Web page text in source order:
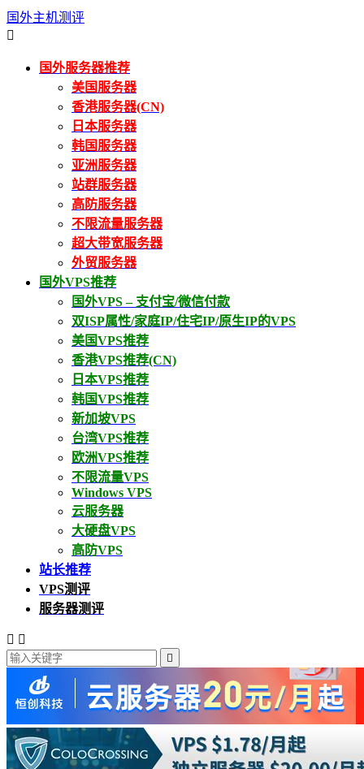
国外主机测评

国外服务器推荐
美国服务器
香港服务器(CN)
日本服务器
韩国服务器
亚洲服务器
站群服务器
高防服务器
不限流量服务器
超大带宽服务器
外贸服务器
国外VPS推荐
国外VPS – 支付宝/微信付款
双ISP属性/家庭IP/住宅IP/原生IP的VPS
美国VPS推荐
香港VPS推荐(CN)
日本VPS推荐
韩国VPS推荐
新加坡VPS
台湾VPS推荐
欧洲VPS推荐
不限流量VPS
Windows VPS
云服务器
大硬盘VPS
高防VPS
站长推荐
VPS测评
服务器测评
 
